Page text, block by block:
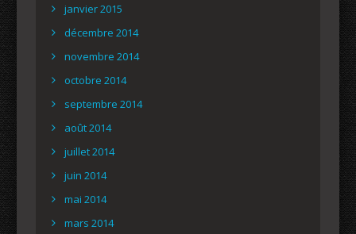
janvier 2015
décembre 2014
novembre 2014
octobre 2014
septembre 2014
août 2014
juillet 2014
juin 2014
mai 2014
mars 2014